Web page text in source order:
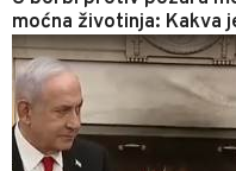
moćna životinja: Kakva